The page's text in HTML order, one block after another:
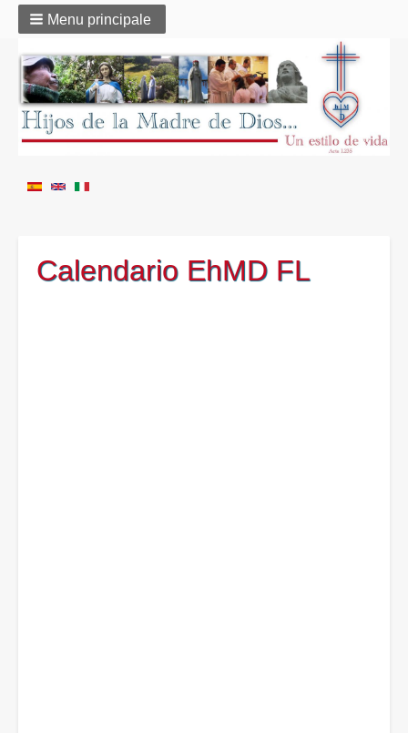
Menu principale
Calendario EhMD FL